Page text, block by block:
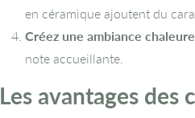
en céramique ajoutent du
Créez une ambiance
note accueillante.
Les avantages des